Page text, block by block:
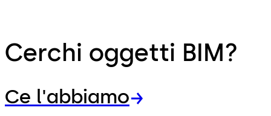
Cerchi oggetti BIM?
Ce l'abbiamo